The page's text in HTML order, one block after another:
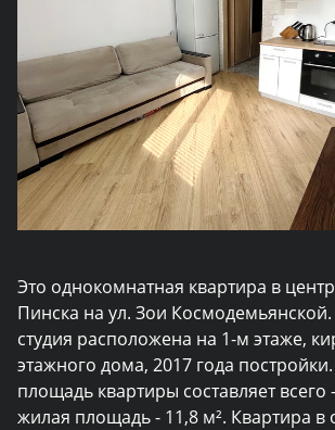
Это однокомнатная квартира в
Пинска на ул. Зои
студия расположена на 1-м этаже,
этажного дома, 2017 года
площадь квартиры составляет всего
жилая площадь - 11,8 м². Квартира в